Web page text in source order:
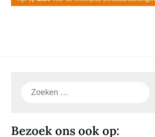
Zoeken
Bezoek ons ook op: